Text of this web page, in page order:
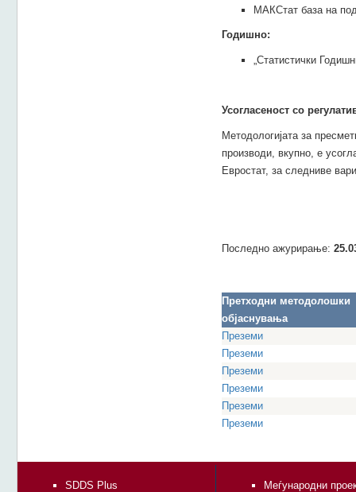
МАКСтат база на
Годишно:
„Статистички
Усогласеност со
Методологијата за
производи, вкупно, е
Евростат, за следниве
Последно ажурирање:
Претходни методолошки
објаснувања
Преземи
Преземи
Преземи
Преземи
Преземи
Преземи
SDDS Plus
Меѓународни